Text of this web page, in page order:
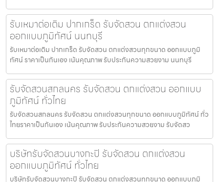
รับเหมาต่อเติม ปากเกร็ด รับจัดสวน ตกแต่งสวน
ออกแบบภูมิทัศน์ นนทบุรี
รับเหมาต่อเติม ปากเกร็ด รับจัดสวน ตกแต่งสวนทุกขนาด ออกแบบภูมิ
ทัศน์ ราคาเป็นกันเอง เน้นคุณภาพ รับประกันความสวยงาม นนทบุรี
รับจัดสวนสกลนคร รับจัดสวน ตกแต่งสวน ออกแบบ
ภูมิทัศน์ ทั่วไทย
รับจัดสวนสกลนคร รับจัดสวน ตกแต่งสวนทุกขนาด ออกแบบภูมิทัศน์ ทั่ว
ไทยราคาเป็นกันเอง เน้นคุณภาพ รับประกันความสวยงาม รับจัดสว
บริษัทรับจัดสวนบางกะปิ รับจัดสวน ตกแต่งสวน
ออกแบบภูมิทัศน์ ทั่วไทย
บริษัทรับจัดสวนบางกะปิ รับจัดสวน ตกแต่งสวนทุกขนาด ออกแบบภูมิ